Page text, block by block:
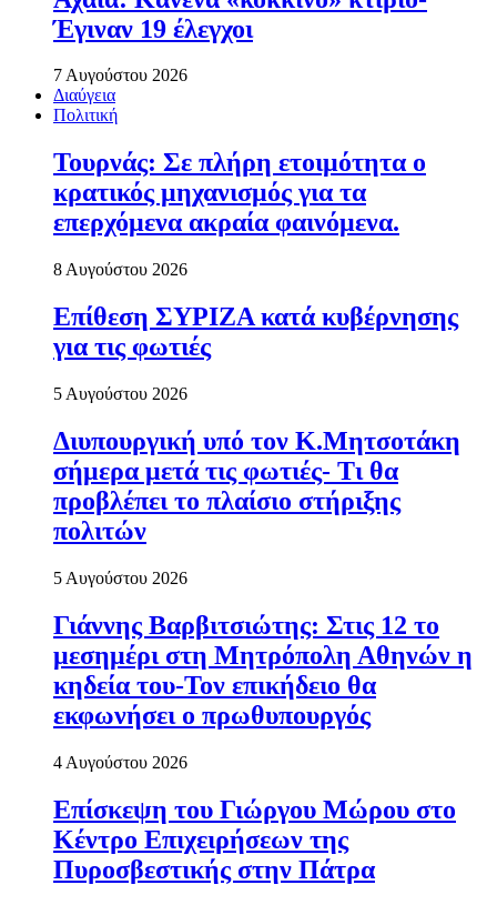
Έγιναν 19 έλεγχοι
7 Αυγούστου 2026
Διαύγεια
Πολιτική
Τουρνάς: Σε πλήρη ετοιμότητα ο
κρατικός μηχανισμός για τα
επερχόμενα ακραία φαινόμενα.
8 Αυγούστου 2026
Επίθεση ΣΥΡΙΖΑ κατά κυβέρνησης
για τις φωτιές
5 Αυγούστου 2026
Διυπουργική υπό τον Κ.Μητσοτάκη
σήμερα μετά τις φωτιές- Τι θα
προβλέπει το πλαίσιο στήριξης
πολιτών
5 Αυγούστου 2026
Γιάννης Βαρβιτσιώτης: Στις 12 το
μεσημέρι στη Μητρόπολη Αθηνών η
κηδεία του-Τον επικήδειο θα
εκφωνήσει ο πρωθυπουργός
4 Αυγούστου 2026
Επίσκεψη του Γιώργου Μώρου στο
Κέντρο Επιχειρήσεων της
Πυροσβεστικής στην Πάτρα